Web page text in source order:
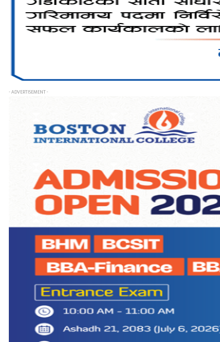
- ADVERTISEMENT -